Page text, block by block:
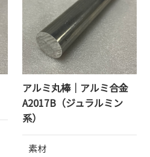
アルミ丸棒｜アルミ合金
A2017B（ジュラルミン
系）
素材